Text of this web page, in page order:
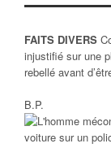
FAITS DIVERS
injustifié sur une
rebellé avant
B.P.